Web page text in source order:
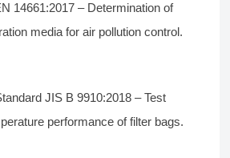
14661:2017 – Determination of
media for air pollution control.
JIS B 9910:2018 – Test
performance of filter bags.